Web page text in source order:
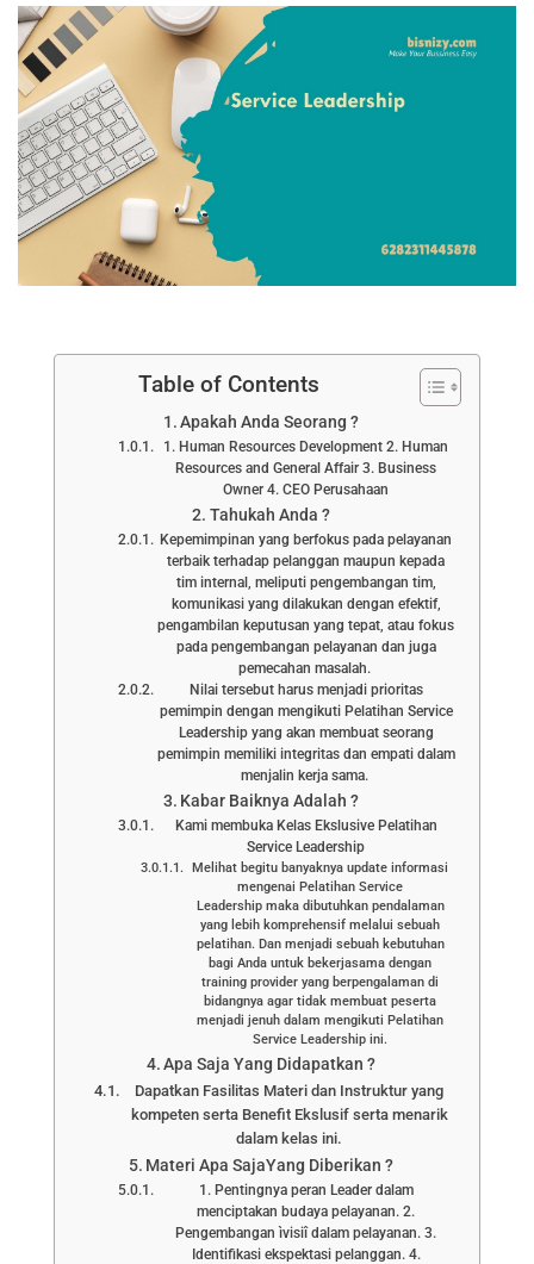
Table of Contents
Apakah Anda Seorang ?
1. Human Resources Development 2. Human
Resources and General Affair 3. Business
Owner 4. CEO Perusahaan
Tahukah Anda ?
Kepemimpinan yang berfokus pada pelayanan
terbaik terhadap pelanggan maupun kepada
tim internal, meliputi pengembangan tim,
komunikasi yang dilakukan dengan efektif,
pengambilan keputusan yang tepat, atau fokus
pada pengembangan pelayanan dan juga
pemecahan masalah.
Nilai tersebut harus menjadi prioritas
pemimpin dengan mengikuti Pelatihan Service
Leadership yang akan membuat seorang
pemimpin memiliki integritas dan empati dalam
menjalin kerja sama.
Kabar Baiknya Adalah ?
Kami membuka Kelas Ekslusive Pelatihan
Service Leadership
Melihat begitu banyaknya update informasi
mengenai Pelatihan Service
Leadership maka dibutuhkan pendalaman
yang lebih komprehensif melalui sebuah
pelatihan. Dan menjadi sebuah kebutuhan
bagi Anda untuk bekerjasama dengan
training provider yang berpengalaman di
bidangnya agar tidak membuat peserta
menjadi jenuh dalam mengikuti Pelatihan
Service Leadership ini.
Apa Saja Yang Didapatkan ?
Dapatkan Fasilitas Materi dan Instruktur yang
kompeten serta Benefit Ekslusif serta menarik
dalam kelas ini.
Materi Apa SajaYang Diberikan ?
1. Pentingnya peran Leader dalam
menciptakan budaya pelayanan. 2.
Pengembangan ìvisiî dalam pelayanan. 3.
Identifikasi ekspektasi pelanggan. 4.